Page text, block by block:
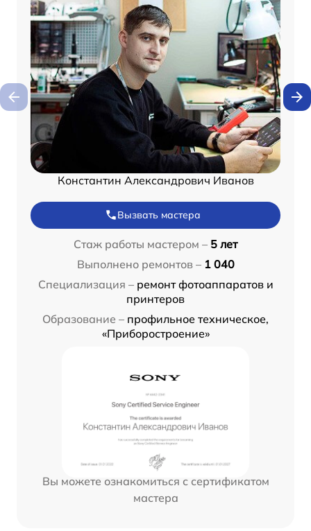
Константин Александрович Иванов
Вызвать мастера
Стаж работы мастером – 5 лет
Выполнено ремонтов – 1 040
Специализация – ремонт фотоаппаратов и
принтеров
Образование – профильное техническое,
«Приборостроение»
Вы можете ознакомиться с сертификатом
мастера